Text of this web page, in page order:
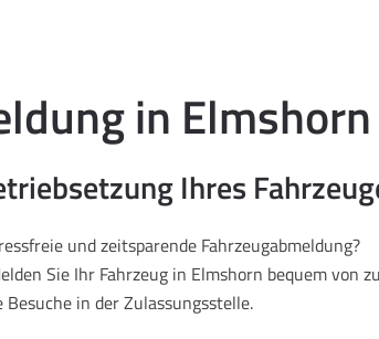
in Elmshorn
Ihres
und zeitsparende Fahrzeugabmeldung?
Sie Ihr Fahrzeug in Elmshorn bequem von
in der Zulassungsstelle.